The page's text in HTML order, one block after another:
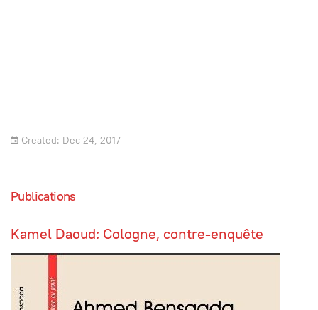
Created: Dec 24, 2017
Publications
Kamel Daoud: Cologne, contre-enquête